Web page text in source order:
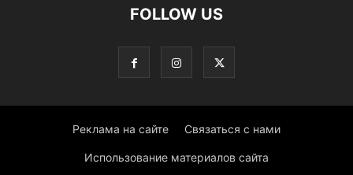
FOLLOW US
Реклама на сайте Связаться с нами
Использование материалов сайта